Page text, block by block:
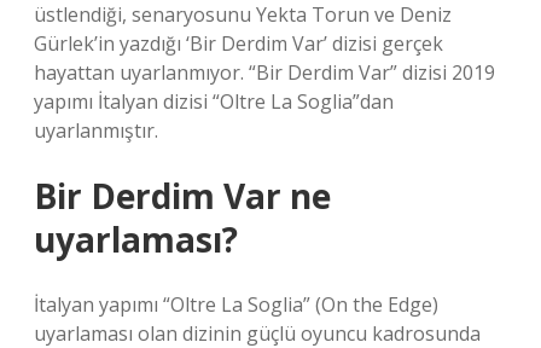
üstlendiği, senaryosunu Yekta Torun ve Deniz
Gürlek’in yazdığı ‘Bir Derdim Var’ dizisi gerçek
hayattan uyarlanmıyor. “Bir Derdim Var” dizisi 2019
yapımı İtalyan dizisi “Oltre La Soglia”dan
uyarlanmıştır.
Bir Derdim Var ne
uyarlaması?
İtalyan yapımı “Oltre La Soglia” (On the Edge)
uyarlaması olan dizinin güçlü oyuncu kadrosunda